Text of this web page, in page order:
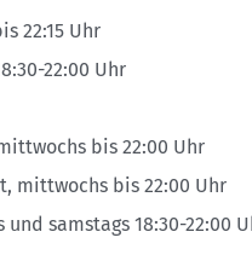
22:15 Uhr
22:00 Uhr
bis 22:00 Uhr
mittwochs bis 22:00 Uhr
samstags 18:30-22:00